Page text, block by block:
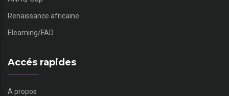
Renaissance africaine
Elearning/FAD
Accés rapides
A propos